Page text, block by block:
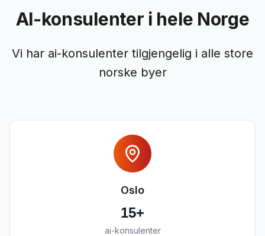
AI-konsulenter i hele Norge
Vi har ai-konsulenter tilgjengelig i alle store
norske byer
Oslo
15+
ai-konsulenter